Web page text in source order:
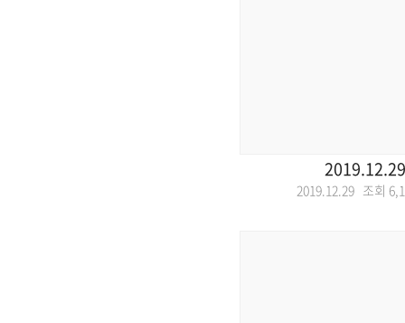
2019.12.29 조회